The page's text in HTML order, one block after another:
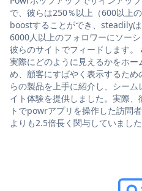
で、彼らは250％以上（600以上
boostすることができ、steadily
6000人以上のフォロワーにソー
彼らのサイトでフィードします
実際にどのように見えるかをホ
め、顧客にすばやく表示するた
らの製品を上手に紹介し、シー
イト体験を提供しました。実際
トでpowrアプリを操作した訪問
よりも2.5倍長く関与していました